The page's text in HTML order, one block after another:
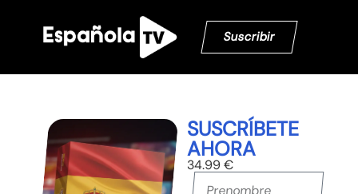
Suscribir
SUSCRÍBETE
AHORA
34.99 €